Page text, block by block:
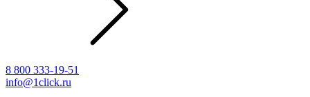
8 800 333-19-51
info@1click.ru